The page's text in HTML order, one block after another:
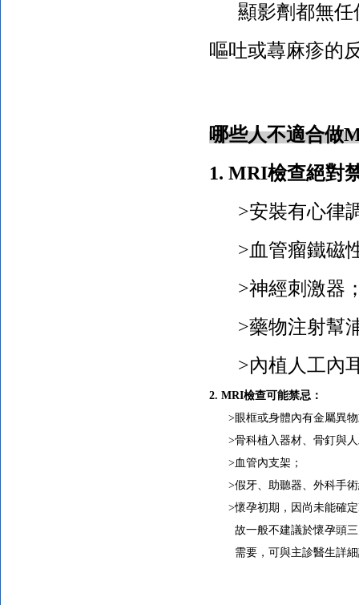
顯影劑都無任
嘔吐或蕁麻疹的
哪些人不適合做
1. MRI檢查絕對
>安裝有心律
>血管瘤鐵磁性
>神經刺激器
>藥物注射幫
>內植人工內
2. MRI檢查可能禁忌：
>眼框或身體內有金屬異物
>骨科植入器材、骨釘與人
>血管內支架 ；
>假牙、助聽器、外科手術
>懷孕初期，因尚未能確定
故一般不建議於懷孕頭三
需要，可與主診醫生詳細